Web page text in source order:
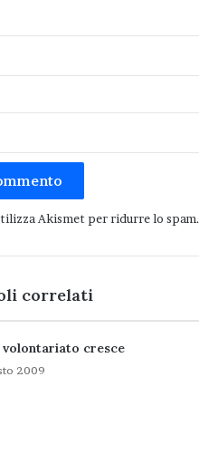
Akismet per ridurre lo spam.
correlati
volontariato cresce
2009